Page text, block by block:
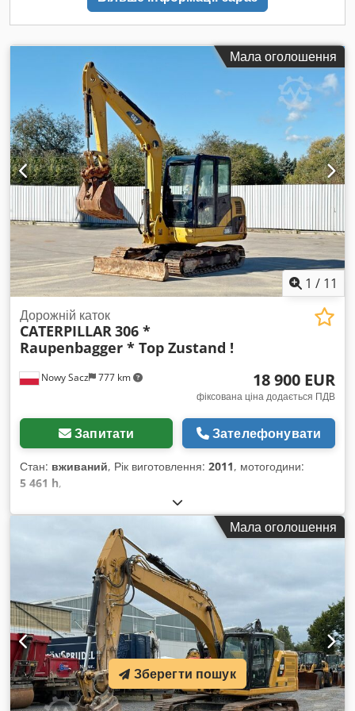
Мала оголошення
1 / 11
Nowy Sacz 777 km
Дорожній каток
CATERPILLAR306 *
Raupenbagger * Top Zustand !
18 900 EUR
фіксована ціна додається ПДВ
Запитати Зателефонувати
Стан: вживаний, Рік виготовлення: 2011, мотогодини:
5 461 h,
Мала оголошення
Зберегти пошук